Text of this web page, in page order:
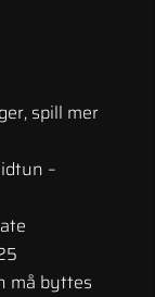
spill mer
–
må byttes